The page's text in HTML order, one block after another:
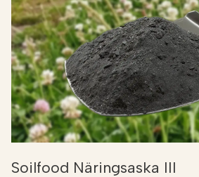
Soilfood Näringsaska III